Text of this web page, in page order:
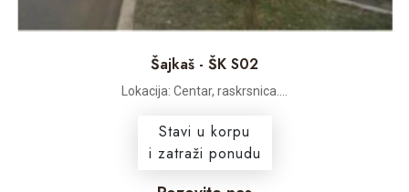
Šajkaš - ŠK S02
Lokacija: Centar, raskrsnica....
Stavi u korpu
i zatraži ponudu